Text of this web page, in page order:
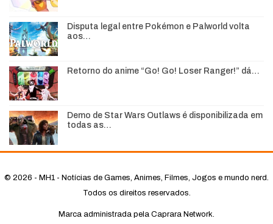
Disputa legal entre Pokémon e Palworld volta
aos…
Retorno do anime “Go! Go! Loser Ranger!” dá…
Demo de Star Wars Outlaws é disponibilizada em
todas as…
© 2026 - MH1 - Notícias de Games, Animes, Filmes, Jogos e mundo nerd.
Todos os direitos reservados.
Marca administrada pela Caprara Network.